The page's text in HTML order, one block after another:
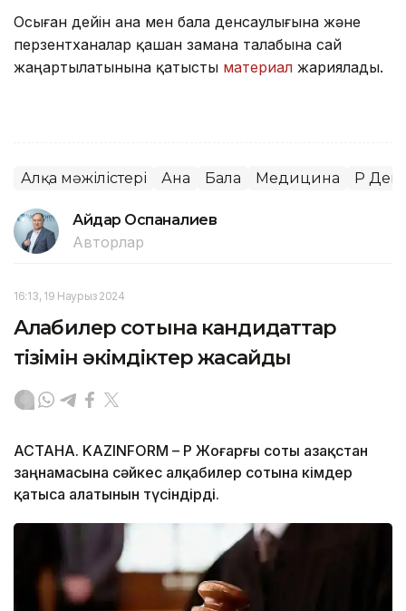
Осыған дейін ана мен бала денсаулығына және
перзентханалар қашан замана талабына сай
жаңартылатынына қатысты материал жариялады.
Алқа мәжілістері Ана Бала Медицина ҚР
Айдар Оспаналиев
Авторлар
16:13, 19 Наурыз 2024
Алқабилер сотына кандидаттар
тізімін әкімдіктер жасайды
АСТАНА. KAZINFORM – ҚР Жоғарғы соты Қазақстан
заңнамасына сәйкес алқабилер сотына кімдер
қатыса алатынын түсіндірді.